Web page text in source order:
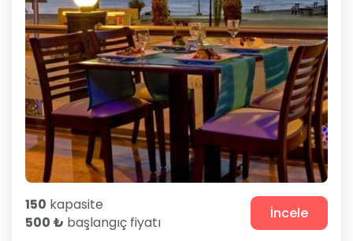
150 kapasite
500 ₺ başlangıç fiyatı İncele